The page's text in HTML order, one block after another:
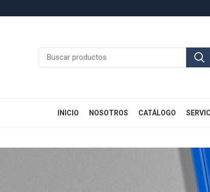
INICIO NOSOTROS CATÁLOGO